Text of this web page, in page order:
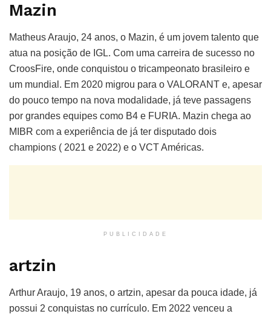
Mazin
Matheus Araujo, 24 anos, o Mazin, é um jovem talento que
atua na posição de IGL. Com uma carreira de sucesso no
CroosFire, onde conquistou o tricampeonato brasileiro e
um mundial. Em 2020 migrou para o VALORANT e, apesar
do pouco tempo na nova modalidade, já teve passagens
por grandes equipes como B4 e FURIA. Mazin chega ao
MIBR com a experiência de já ter disputado dois
champions ( 2021 e 2022) e o VCT Américas.
PUBLICIDADE
artzin
Arthur Araujo, 19 anos, o artzin, apesar da pouca idade, já
possui 2 conquistas no currículo. Em 2022 venceu a